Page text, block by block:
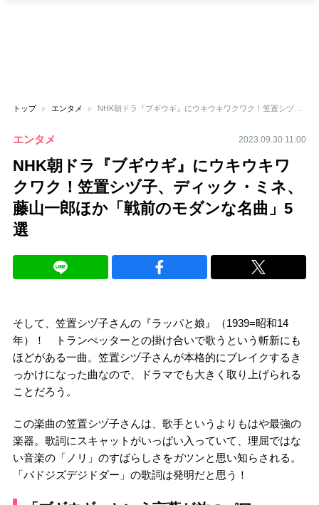
トップ エンタメ NHK朝ドラ『ブギウギ』にウキウキワクワク！笠置シヅ子、ディック・ミネ、藤山一郎ほか「戦前のモダンな名曲」5選
エンタメ 2023.09.30 11:00
NHK朝ドラ『ブギウギ』にウキウキワ
クワク！笠置シヅ子、ディック・ミネ、
藤山一郎ほか「戦前のモダンな名曲」5
選
そして、笠置シヅ子さんの『ラッパと娘』（1939=昭和14
年）！ トランぺッターとの掛け合いで歌うという斬新にも
ほどがある一曲。笠置シヅ子さんが本格的にブレイクするき
っかけになった曲なので、ドラマでも大きく取り上げられる
ことだろう。
この楽曲の笠置シヅ子さんは、歌手というよりもはや最強の
楽器。歌詞にスキャットがいっぱい入っていて、理屈ではな
い音楽の「ノリ」のすばらしさをガツンと思い知らされる。
「バドジズデジドダー」の歌詞は発明だと思う！